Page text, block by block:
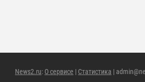
News2.ru: О сервисе | Статистика |